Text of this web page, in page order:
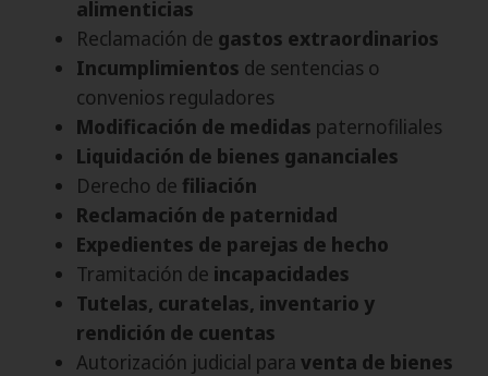
alimenticias
Reclamación de gastos extraordinarios
Incumplimientos de sentencias o
convenios reguladores
Modificación de medidas paternofiliales
Liquidación de bienes gananciales
Derecho de filiación
Reclamación de paternidad
Expedientes de parejas de hecho
Tramitación de incapacidades
Tutelas, curatelas, inventario y
rendición de cuentas
Autorización judicial para venta de bienes